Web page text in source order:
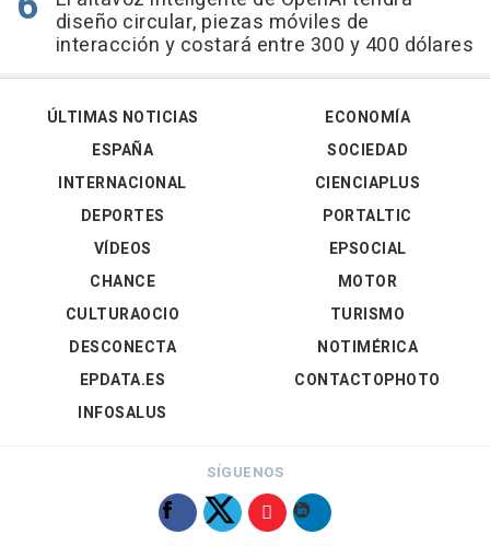
diseño circular, piezas móviles de
interacción y costará entre 300 y 400 dólares
ÚLTIMAS NOTICIAS
ESPAÑA
INTERNACIONAL
DEPORTES
VÍDEOS
ECONOMÍA
SOCIEDAD
CIENCIAPLUS
PORTALTIC
EPSOCIAL
CHANCE
CULTURAOCIO
DESCONECTA
EPDATA.ES
INFOSALUS
MOTOR
TURISMO
NOTIMÉRICA
CONTACTOPHOTO
SÍGUENOS